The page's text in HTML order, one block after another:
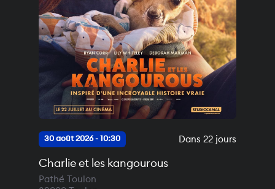
30 août 2026 - 10:30 Dans 22 jours
Charlie et les kangourous
Pathé Toulon